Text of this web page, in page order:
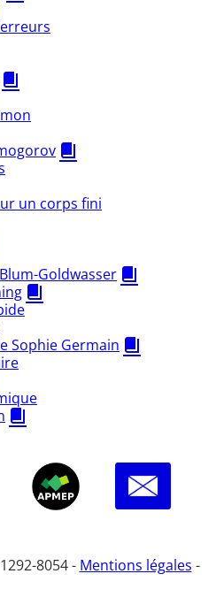
un corps fini
Goldwasser
Sophie Germain
8054 - Mentions légales -